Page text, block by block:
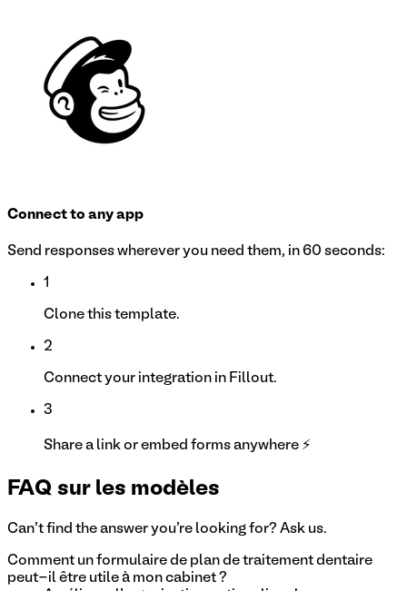
Connect to any app
Send responses wherever you need them, in 60 seconds:
1
Clone this template.
2
Connect your integration in Fillout.
3
Share a link or embed forms anywhere ⚡
FAQ sur les modèles
Can't find the answer you're looking for? Ask us.
Comment un formulaire de plan de traitement dentaire
peut-il être utile à mon cabinet ?